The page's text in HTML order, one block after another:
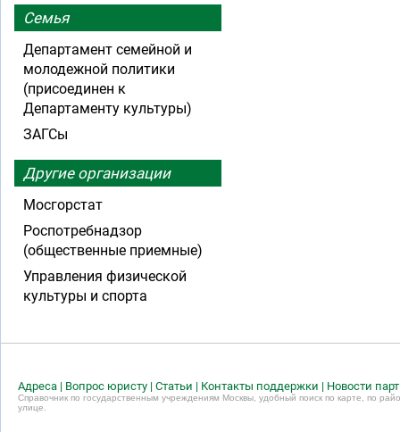
Семья
Департамент семейной и
молодежной политики
(присоединен к
Департаменту культуры)
ЗАГСы
Другие организации
Мосгорстат
Роспотребнадзор
(общественные приемные)
Управления физической
культуры и спорта
Адреса | Вопрос юристу | Статьи | Контакты поддержки | Новости
Справочник по государственным учреждениям Москвы, удобный поиск по карте, по
улице.